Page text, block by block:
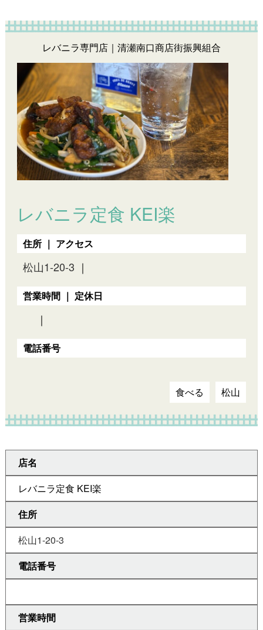
レバニラ専門店｜清瀬南口商店街振興組合
レバニラ定食 KEI楽
住所 ｜ アクセス
松山1-20-3 ｜
営業時間 ｜ 定休日
｜
電話番号
食べる 松山
店名
レバニラ定食 KEI楽
住所
松山1-20-3
電話番号
営業時間